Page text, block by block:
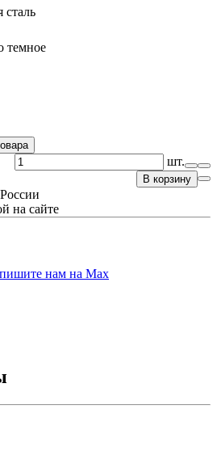
темное
шт.
В корзину
на сайте
нам на Max